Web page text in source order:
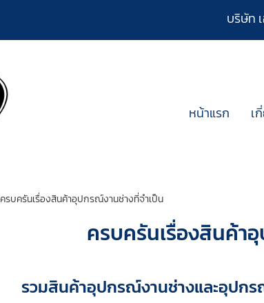
บริษัท
หน้าแรก เ
ครบครันเรื่องสินค้าอุปกรณ์งานช่างที่จำเป็น
ครบครันเรื่องสินค้า
รวมสินค้าอุปกรณ์งานช่างและอุปก